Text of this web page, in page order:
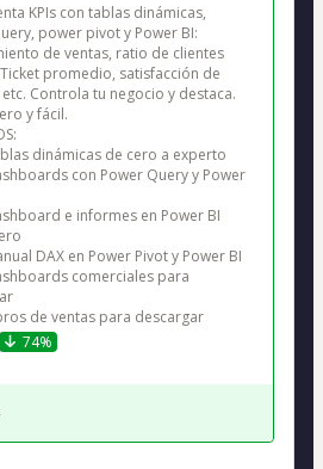
KPIs con tablas dinámicas,
power pivot y Power BI:
de ventas, ratio de clientes
promedio, satisfacción de
Controla tu negocio y destaca.
y fácil.
dinámicas de cero a experto
con Power Query y Power
e informes en Power BI
DAX en Power Pivot y Power BI
comerciales para
de ventas para descargar
74%